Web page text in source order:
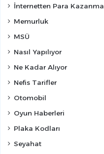
İnternetten Para Kazanma
Memurluk
MSÜ
Nasıl Yapılıyor
Ne Kadar Alıyor
Nefis Tarifler
Otomobil
Oyun Haberleri
Plaka Kodları
Seyahat